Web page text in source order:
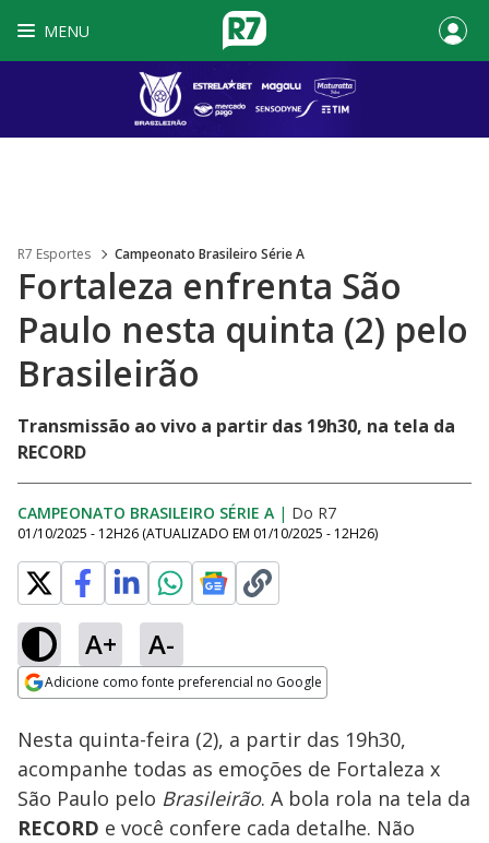
MENU
R7 Esportes Campeonato Brasileiro Série A
Fortaleza enfrenta São
Paulo nesta quinta (2) pelo
Brasileirão
Transmissão ao vivo a partir das 19h30, na tela da
RECORD
CAMPEONATO BRASILEIRO SÉRIE A | Do R7
01/10/2025 - 12H26 (ATUALIZADO EM 01/10/2025 - 12H26)
A+ A-
Adicione como fonte preferencial no Google
Ativar
100.00%
Nesta quinta-feira (2), a partir das 19h30,
acompanhe todas as emoções de Fortaleza x
São Paulo pelo Brasileirão. A bola rola na tela da
RECORD e você confere cada detalhe. Não